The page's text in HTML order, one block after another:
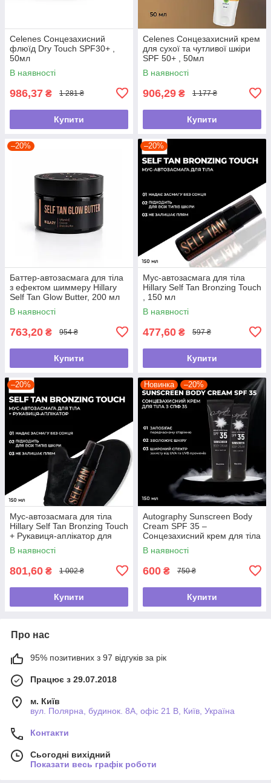
Celenes Сонцезахисний
флюїд Dry Touch SPF30+ ,
50мл
В наявності
986,37 ₴ 1 281 ₴
Купити
Celenes Сонцезахисний крем
для сухої та чутливої шкіри
SPF 50+ , 50мл
В наявності
906,29 ₴ 1 177 ₴
Купити
–20%
Баттер-автозасмага для тіла
з ефектом шиммеру Hillary
Self Tan Glow Butter, 200 мл
В наявності
763,20 ₴ 954 ₴
Купити
–20%
Мус-автозасмага для тіла
Hillary Self Tan Bronzing Touch
, 150 мл
В наявності
477,60 ₴ 597 ₴
Купити
–20%
Мус-автозасмага для тіла
Hillary Self Tan Bronzing Touch
+ Рукавиця-аплікатор для
автозасмаги
В наявності
801,60 ₴ 1 002 ₴
Купити
Новинка –20%
Autography Sunscreen Body
Cream SPF 35 –
Сонцезахисний крем для тіла
з СПФ 35, 150 мл
В наявності
600 ₴ 750 ₴
Купити
Про нас
95% позитивних з 97 відгуків за рік
Працює з 29.07.2018
м. Київ
вул. Полярна, будинок. 8А, офіс 21 В, Київ, Україна
Контакти
Сьогодні вихідний
Показати весь графік роботи